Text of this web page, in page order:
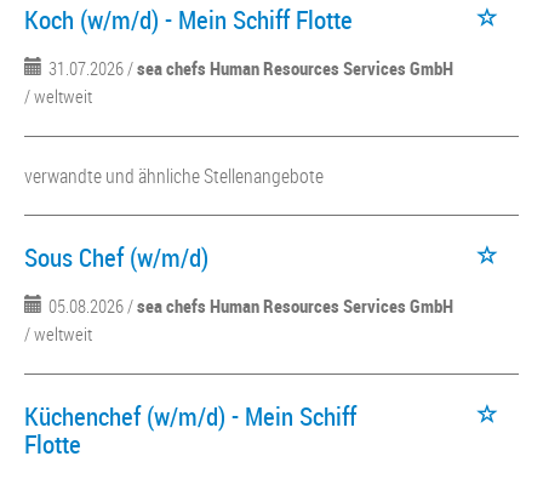
Koch (w/m/d) - Mein Schiff Flotte
31.07.2026 /sea chefs Human Resources Services GmbH
/ weltweit
verwandte und ähnliche Stellenangebote
Sous Chef (w/m/d)
05.08.2026 /sea chefs Human Resources Services GmbH
/ weltweit
Küchenchef (w/m/d) - Mein Schiff
Flotte